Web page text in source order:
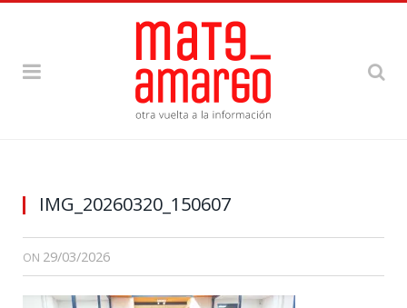
IMG_20260320_150607
ON 29/03/2026